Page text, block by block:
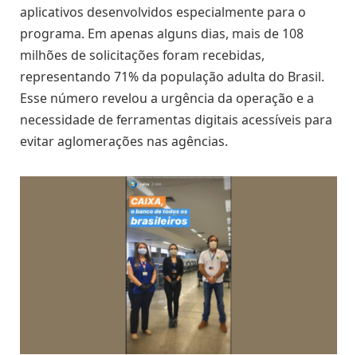
aplicativos desenvolvidos especialmente para o
programa. Em apenas alguns dias, mais de 108
milhões de solicitações foram recebidas,
representando 71% da população adulta do Brasil.
Esse número revelou a urgência da operação e a
necessidade de ferramentas digitais acessíveis para
evitar aglomerações nas agências.